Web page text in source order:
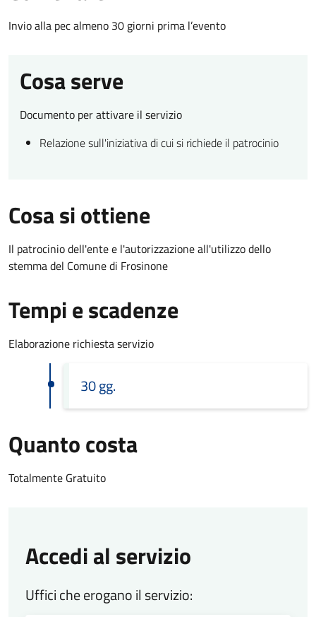
Invio alla pec almeno 30 giorni prima l’evento
Cosa serve
Documento per attivare il servizio
Relazione sull'iniziativa di cui si richiede il patrocinio
Cosa si ottiene
Il patrocinio dell'ente e l'autorizzazione all'utilizzo dello
stemma del Comune di Frosinone
Tempi e scadenze
Elaborazione richiesta servizio
30 gg.
Quanto costa
Totalmente Gratuito
Accedi al servizio
Uffici che erogano il servizio: